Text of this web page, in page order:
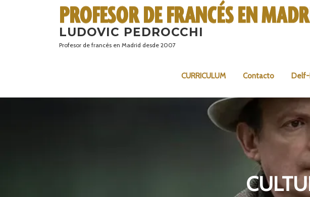
LUDOVIC PEDROCCHI
Profesor de francés en Madrid desde 2007
CURRICULUM Contacto Delf-